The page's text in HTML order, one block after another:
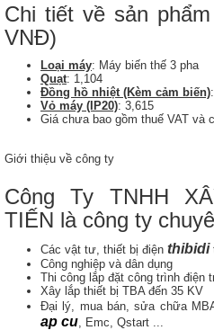
Chi tiết về sản
VNĐ)
Loại máy: Máy biến thế 3 pha
Quạt: 1,104
Đồng hồ nhiệt (Kèm cảm biến)
Vỏ máy (IP20): 3,615
Giá chưa bao gồm thuế VAT và
Giới thiệu về công ty
Công Ty TNHH
TIẾN là công ty
Các vật tư, thiết bị điện thibidi
Công nghiệp và dân dụng
Thi công lắp đặt công trình điện
Xây lắp thiết bị TBA đến 35 KV
Đại lý, mua bán, sửa chữa
ap cu , Emc, Qstart ...